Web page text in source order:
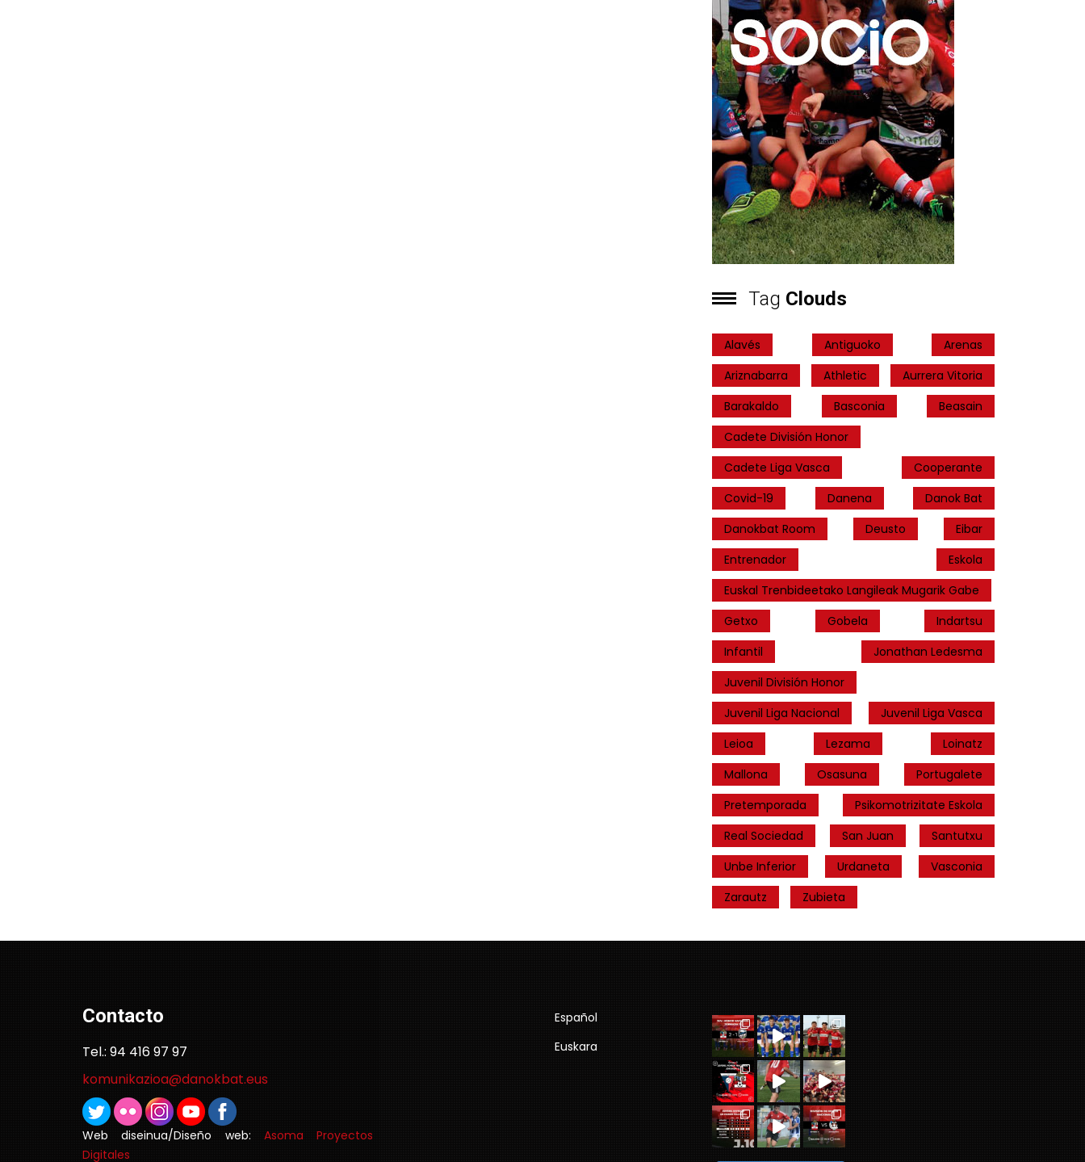
Tag Clouds
Alavés Antiguoko
Arenas
Ariznabarra
Athletic
Aurrera Vitoria
Barakaldo
Basconia
Beasain
Cadete División Honor
Cadete Liga Vasca
Cooperante
Covid-19
Danena
Danok Bat
Danokbat Room
Deusto
Eibar
Entrenador
Eskola
Euskal Trenbideetako Langileak Mugarik Gabe
Getxo
Gobela
Indartsu
Infantil
Jonathan Ledesma
Juvenil División Honor
Juvenil Liga Nacional
Juvenil Liga Vasca
Leioa
Lezama
Loinatz
Mallona
Osasuna
Portugalete
Pretemporada
Psikomotrizitate Eskola
Real Sociedad
San Juan
Santutxu
Unbe Inferior
Urdaneta
Vasconia
Zarautz
Zubieta
Contacto
Tel.: 94 416 97 97
komunikazioa@danokbat.eus
Web diseinua/Diseño web: Asoma Proyectos
Digitales
Español
Euskara